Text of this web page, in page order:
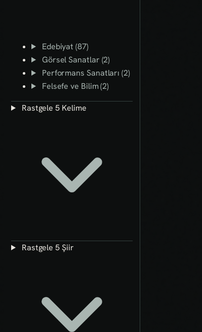
Edebiyat (87)
Görsel Sanatlar (2)
Performans Sanatları (2)
Felsefe ve Bilim (2)
Rastgele 5 Kelime
Rastgele 5 Şiir